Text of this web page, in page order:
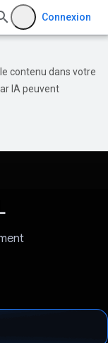
Connexion
contenu dans votre
IA peuvent